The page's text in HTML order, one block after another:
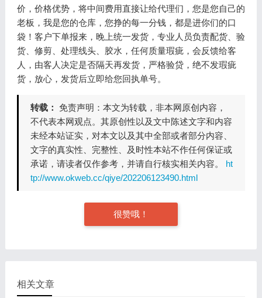
价，价格优势，将中间费用直接让给代理们，您是您自己的
老板，我是您的仓库，您挣的每一分钱，都是进你们的口
袋！客户下单报来，晚上统一发货，专业人员负责配货、验
货、修剪、处理线头、胶水，任何质量瑕疵，会反馈给客
人，由客人决定是否隔天再发货，严格验贷，绝不发瑕疵
货，放心，发货后立即给您回执单号。
转载： 免责声明：本文为转载，非本网原创内容，
不代表本网观点。其原创性以及文中陈述文字和内容
未经本站证实，对本文以及其中全部或者部分内容、
文字的真实性、完整性、及时性本站不作任何保证或
承诺，请读者仅作参考，并请自行核实相关内容。 ht
tp://www.okweb.cc/qiye/202206123490.html
很赞哦！
相关文章